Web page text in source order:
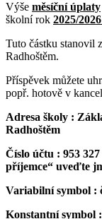
Výše měsíční úplaty
školní rok 2025/
Tuto částku stanovil
Radhoštěm.
Příspěvek můžete
popř. hotově v
Adresa školy :
Radhoštěm
Číslo účtu : 953
příjemce“ uveďte
Variabilní symbol :
Konstantní symbol